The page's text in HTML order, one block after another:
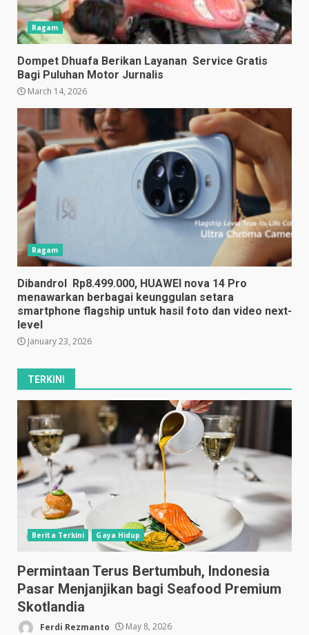
Ragam
Dompet Dhuafa Berikan Layanan Service Gratis
Bagi Puluhan Motor Jurnalis
March 14, 2026
Ragam
Dibandrol Rp8.499.000, HUAWEI nova 14 Pro
menawarkan berbagai keunggulan setara
smartphone flagship untuk hasil foto dan video next-
level
January 23, 2026
TERKINI
Berita Terkini Gaya Hidup
Permintaan Terus Bertumbuh, Indonesia
Pasar Menjanjikan bagi Seafood Premium
Skotlandia
Ferdi Rezmanto May 8, 2026